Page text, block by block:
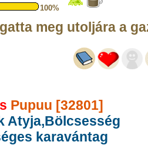
100%
meg utoljára a
Pupuu [32801]
Atyja,Bölcsesség
karavántag